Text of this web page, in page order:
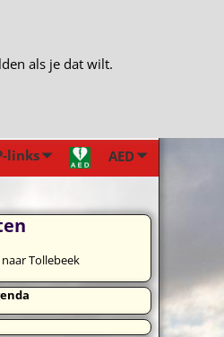
links AED
Tollebeek
als je dat wilt.